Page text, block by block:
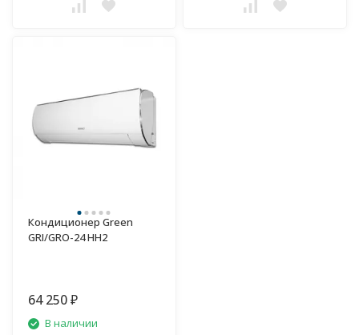
Кондиционер Green
GRI/GRO-24 HH2
64 250 ₽
В наличии